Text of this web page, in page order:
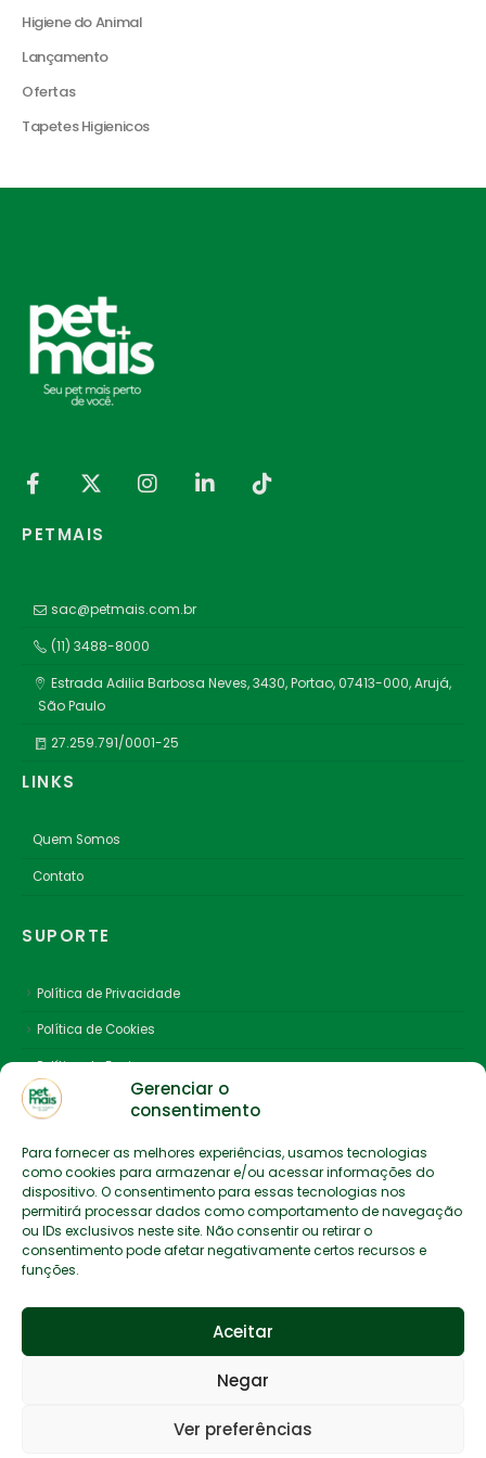
Gerenciar o
consentimento
Para fornecer as melhores experiências, usamos tecnologias
como cookies para armazenar e/ou acessar informações do
dispositivo. O consentimento para essas tecnologias nos
permitirá processar dados como comportamento de navegação
ou IDs exclusivos neste site. Não consentir ou retirar o
consentimento pode afetar negativamente certos recursos e
funções.
Aceitar
Negar
Ver preferências
Higiene do Animal
Lançamento
Ofertas
Tapetes Higienicos
PETMAIS
sac@petmais.com.br
(11) 3488-8000
Estrada Adilia Barbosa Neves, 3430, Portao, 07413-000, Arujá,
São Paulo
27.259.791/0001-25
LINKS
Quem Somos
Contato
SUPORTE
Política de Privacidade
Política de Cookies
Política de Envio
Petmais © 2024. Todos os Direitos Reservados.